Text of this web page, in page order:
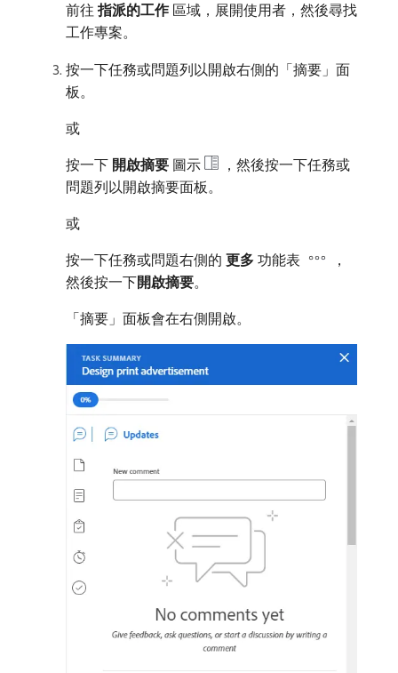
前往​ 指派的工作​區域，展開使用者，然後尋找
工作專案。
按一下任務或問題列以開啟右側的「摘要」面
板。
或
按一下​ 開啟摘要 ​圖示
，然後按一下任務或
問題列以開啟摘要面板。
或
按一下任務或問題右側的​ 更多 ​功能表
，
然後按一下​開啟摘要。
「摘要」面板會在右側開啟。